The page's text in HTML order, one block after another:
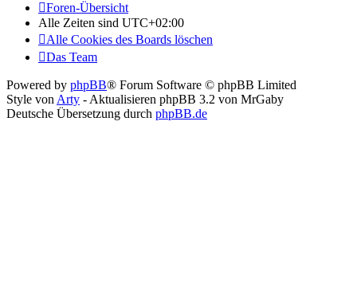
Foren-Übersicht
Alle Zeiten sind UTC+02:00
Alle Cookies des Boards löschen
Das Team
Powered by phpBB® Forum Software © phpBB Limited
Style von Arty - Aktualisieren phpBB 3.2 von MrGaby
Deutsche Übersetzung durch phpBB.de